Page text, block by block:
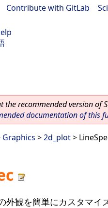
Contribute with GitLab
the recommended version of
documentation of this
Graphics >2d_plot>
外観を簡単にカスタマイ